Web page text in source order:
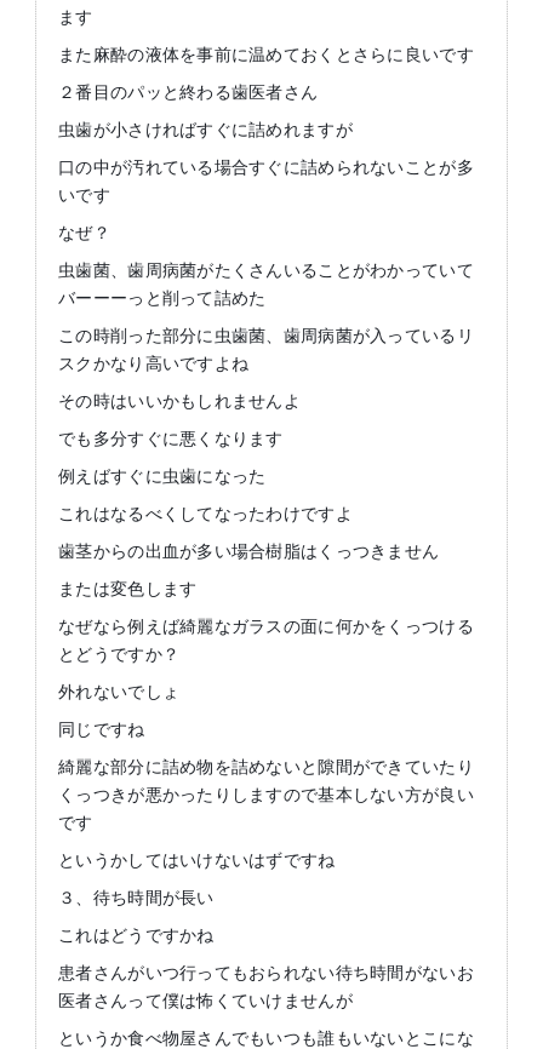
ます
また麻酔の液体を事前に温めておくとさらに良いです
２番目のパッと終わる歯医者さん
虫歯が小さければすぐに詰めれますが
口の中が汚れている場合すぐに詰められないことが多
いです
なぜ？
虫歯菌、歯周病菌がたくさんいることがわかっていて
バーーーっと削って詰めた
この時削った部分に虫歯菌、歯周病菌が入っているリ
スクかなり高いですよね
その時はいいかもしれませんよ
でも多分すぐに悪くなります
例えばすぐに虫歯になった
これはなるべくしてなったわけですよ
歯茎からの出血が多い場合樹脂はくっつきません
または変色します
なぜなら例えば綺麗なガラスの面に何かをくっつける
とどうですか？
外れないでしょ
同じですね
綺麗な部分に詰め物を詰めないと隙間ができていたり
くっつきが悪かったりしますので基本しない方が良い
です
というかしてはいけないはずですね
３、待ち時間が長い
これはどうですかね
患者さんがいつ行ってもおられない待ち時間がないお
医者さんって僕は怖くていけませんが
というか食べ物屋さんでもいつも誰もいないとこにな